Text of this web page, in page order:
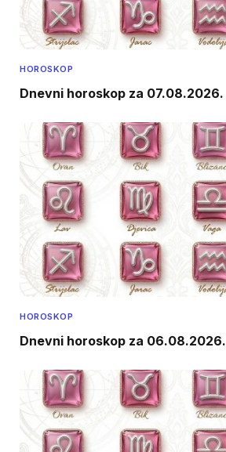
HOROSKOP
Dnevni horoskop za 07.08.2026.
HOROSKOP
Dnevni horoskop za 06.08.2026.